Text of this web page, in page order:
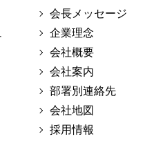
会長メッセージ
企業理念
会社概要
会社案内
部署別連絡先
会社地図
採用情報